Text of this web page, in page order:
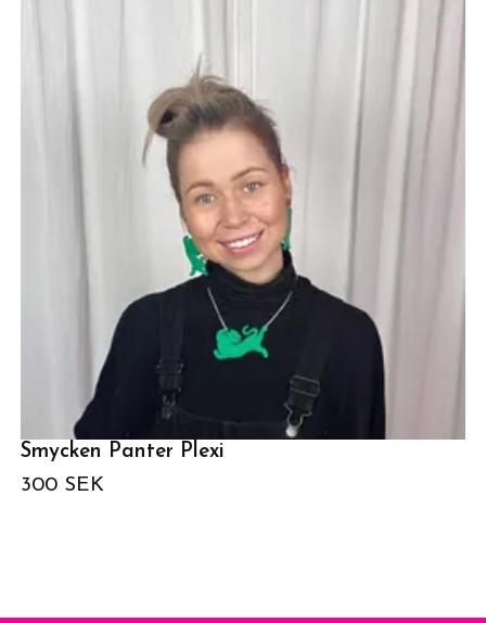
Smycken Panter Plexi
300 SEK